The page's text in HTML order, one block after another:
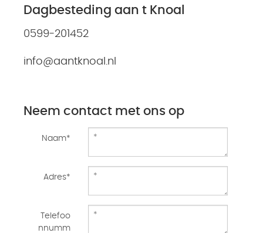
Dagbesteding aan t Knoal
0599-201452
info@aantknoal.nl
Neem contact met ons op
Naam*
Adres*
Telefoo
nnumm